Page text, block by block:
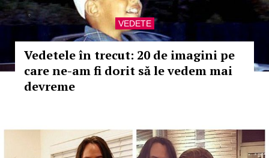
VEDETE
Vedetele în trecut: 20 de imagini pe
care ne-am fi dorit să le vedem mai
devreme